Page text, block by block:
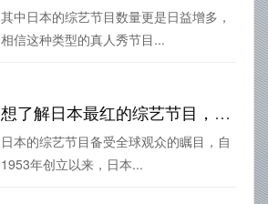
其中日本的综艺节目数量更是日益增多，
相信这种类型的真人秀节目...
想了解日本最红的综艺节目，首先要知道它是在哪个台播出的
日本的综艺节目备受全球观众的瞩目，自
1953年创立以来，日本...